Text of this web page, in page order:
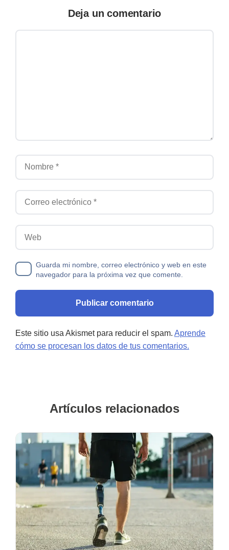
Deja un comentario
Guarda mi nombre, correo electrónico y web en este
navegador para la próxima vez que comente.
Este sitio usa Akismet para reducir el spam. Aprende
cómo se procesan los datos de tus comentarios.
Artículos relacionados